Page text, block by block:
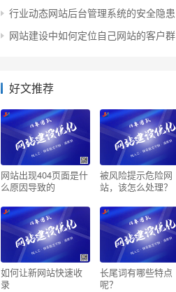
行业动态网站后台管理系统的安全隐患
网站建设中如何定位自己网站的客户群
好文推荐
网站出现404页面是什
么原因导致的
被风险提示危险网
站，该怎么处理？
如何让新网站快速收
录
长尾词有哪些特点
呢？